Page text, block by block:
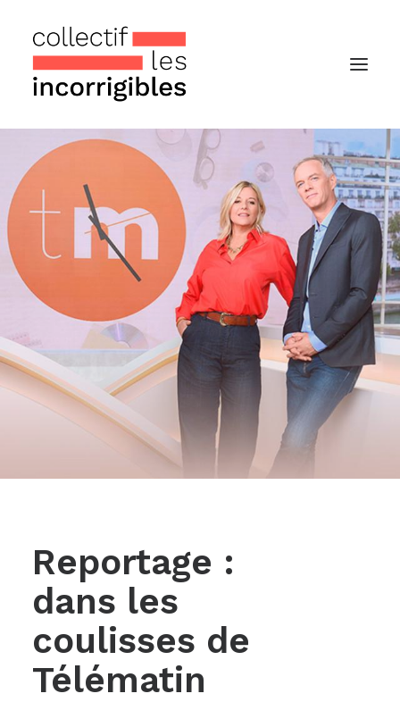
Le collectif
Nos actualités
Notre « Incolettre » mensuelle
Recherche
Reportage :
dans les
coulisses de
Télématin